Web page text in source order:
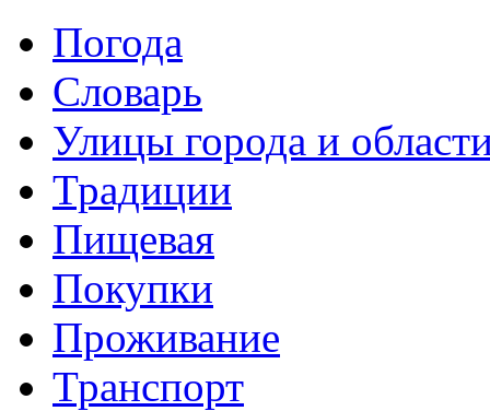
Погода
Словарь
Улицы города и
Традиции
Пищевая
Покупки
Проживание
Транспорт